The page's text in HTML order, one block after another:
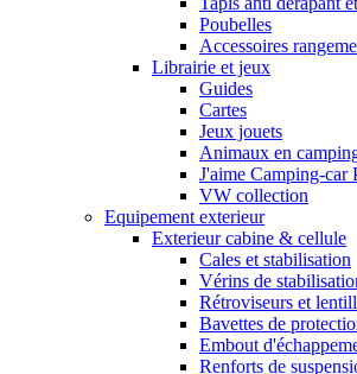
Poubelles
Accessoires
Librairie et jeux
Guides
Cartes
Jeux jouets
Animaux en
J'aime Camping-car
VW collection
Equipement exterieur
Exterieur cabine & cellule
Cales et stabilisation
Vérins de
Rétroviseurs et
Bavettes de
Embout
Renforts de